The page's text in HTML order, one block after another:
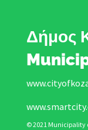
Δήμος
© 2021 Municipality